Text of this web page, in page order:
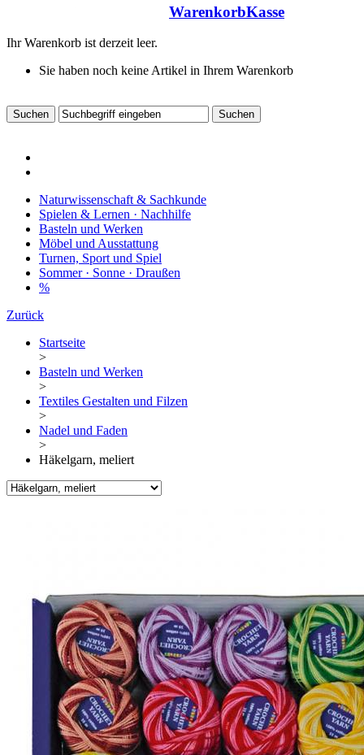
WarenkorbKasse
Ihr Warenkorb ist derzeit leer.
Sie haben noch keine Artikel in Ihrem Warenkorb
Naturwissenschaft & Sachkunde
Spielen & Lernen · Nachhilfe
Basteln und Werken
Möbel und Ausstattung
Turnen, Sport und Spiel
Sommer · Sonne · Draußen
%
Zurück
Startseite
>
Basteln und Werken
>
Textiles Gestalten und Filzen
>
Nadel und Faden
>
Häkelgarn, meliert